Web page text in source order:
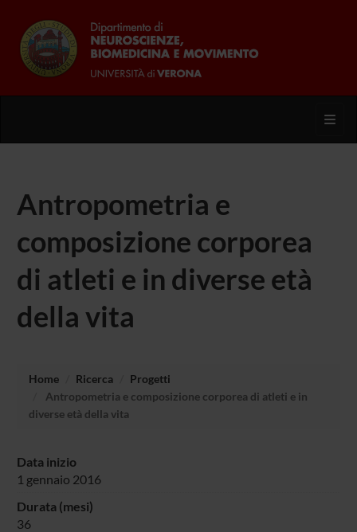
Antropometria e
composizione corporea
di atleti e in diverse età
della vita
Home Ricerca
Progetti
Antropometria e composizione corporea di atleti e in
diverse età della vita
Data inizio
1 gennaio 2016
Durata (mesi)
36